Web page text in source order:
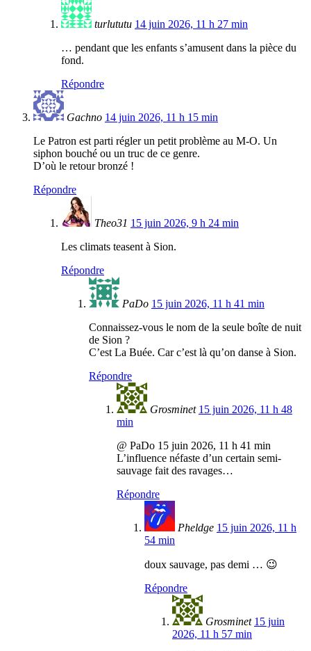
turlututu 14 juin 2026, 11 h 27 min
… pendant que les enfants s’amusent dans la pièce du
fond.
Répondre
Gachno 14 juin 2026, 11 h 15 min
Le Patron est parti régler un petit problème au M-O. Un
siphon bouché ou un truc de ce genre.
D’où le retour bronzé !
Répondre
Theo31 15 juin 2026, 9 h 24 min
Les climats teasent à Sion.
Répondre
PaDo 15 juin 2026, 11 h 41 min
Connaissez-vous le nom de la seule boîte de nuit
de Sion ?
C’est La Buée. Car c’est là qu’on danse à Sion.
Répondre
Grosminet 15 juin 2026, 11 h 48
min
@ PaDo 15 juin 2026, 11 h 41 min
L’influence néfaste d’un certain semi-
sauvage fait des ravages…
Répondre
Pheldge 15 juin 2026, 11 h
54 min
doux sauvage, pas demi … 😉
Répondre
Grosminet 15 juin
2026, 11 h 57 min